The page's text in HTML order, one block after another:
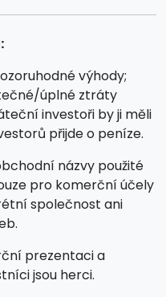
výhody;
úplné ztráty
investoři by ji měli
přijde o peníze.
názvy použité
pro komerční účely
společnost ani
prezentaci a
jsou herci.